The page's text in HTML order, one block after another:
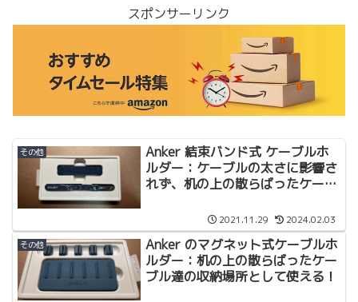
スポンサーリンク
その他
Anker 結束バンド式 ケーブルホ
ルダー：ケーブルの太さに影響さ
れず、机の上の散らばったケーブ
2021.11.29 2024.02.03
その他
Anker のマグネット式ケーブルホ
ルダー：机の上の散らばったケー
ブル達の収納場所として使える！